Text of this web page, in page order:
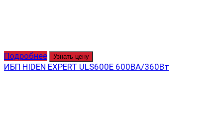
Подробнее Узнать цену
ИБП HIDEN EXPERT ULS600E 600ВА/360Вт